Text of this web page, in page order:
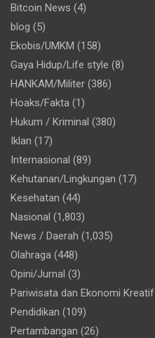
Bitcoin News (4)
blog (5)
Ekobis/UMKM (158)
Gaya Hidup/Life style (8)
HANKAM/Militer (386)
Hoaks/Fakta (1)
Hukum / Kriminal (380)
Iklan (17)
Internasional (89)
Kehutanan/Lingkungan (17)
Kesehatan (44)
Nasional (1,803)
News / Daerah (1,035)
Olahraga (448)
Opini/Jurnal (3)
Pariwisata dan Ekonomi Kreatif
Pendidikan (109)
Pertambangan (26)